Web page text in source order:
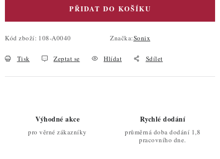
PŘIDAT DO KOŠÍKU
Kód zboží: 108-A0040 Značka:Sonix
Tisk Zeptat se Hlídat Sdílet
Výhodné akce
pro věrné zákazníky
Rychlé dodání
průměrná doba dodání 1,8
pracovního dne.